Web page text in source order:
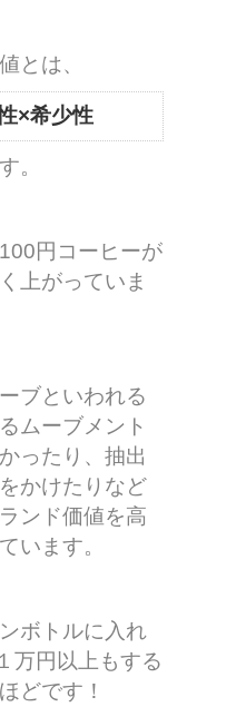
とは、
×希少性
。
円コーヒーが
上がっていま
ブといわれる
ムーブメント
ったり、抽出
かけたりなど
ンド価値を高
います。
ボトルに入れ
万円以上もする
どです！